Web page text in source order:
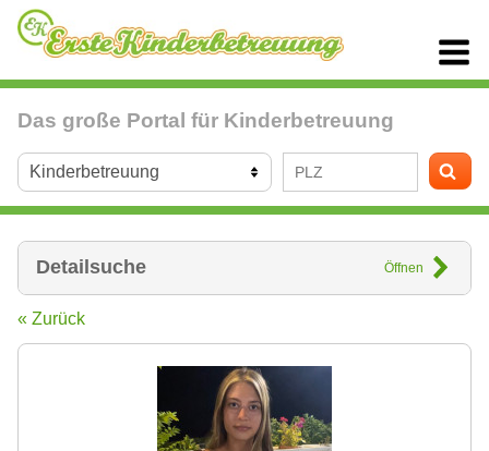
Das große Portal für Kinderbetreuung
Detailsuche Öffnen
« Zurück